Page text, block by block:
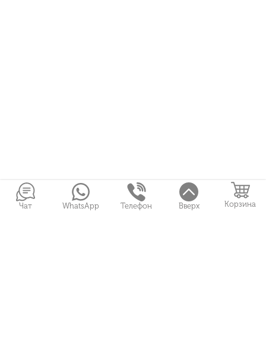
Чат WhatsApp Телефон Вверх Корзина